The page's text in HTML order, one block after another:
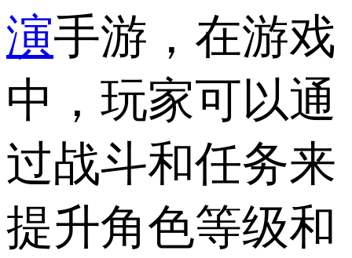
演手游，在游戏
中，玩家可以通
过战斗和任务来
提升角色等级和